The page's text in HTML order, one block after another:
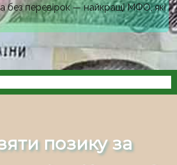
без перевірок — найкращі МФО, які
позику за